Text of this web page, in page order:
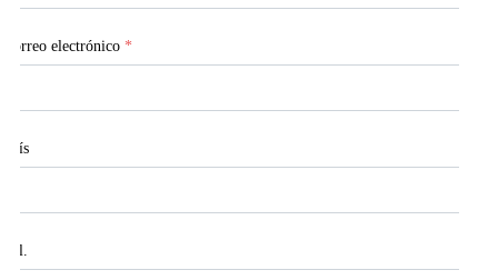
Correo electrónico *
País
Tel.